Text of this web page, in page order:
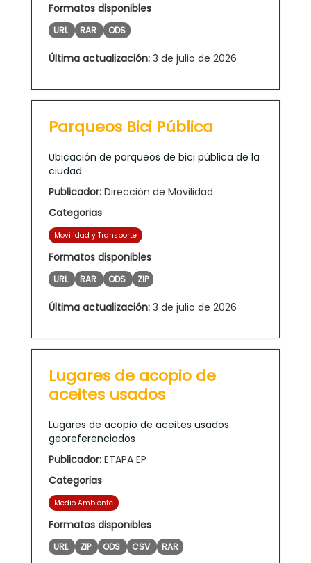
Formatos disponibles
URL RAR ODS
Última actualización: 3 de julio de 2026
Parqueos Bici Pública
Ubicación de parqueos de bici pública de la
ciudad
Publicador: Dirección de Movilidad
Categorias
Movilidad y Transporte
Formatos disponibles
URL RAR ODS ZIP
Última actualización: 3 de julio de 2026
Lugares de acopio de
aceites usados
Lugares de acopio de aceites usados
georeferenciados
Publicador: ETAPA EP
Categorias
Medio Ambiente
Formatos disponibles
URL ZIP ODS CSV RAR